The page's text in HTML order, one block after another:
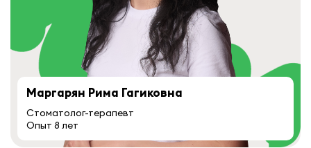
Маргарян Рима Гагиковна
Стоматолог-терапевт
Опыт 8 лет